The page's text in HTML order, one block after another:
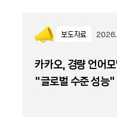
보도자료
카카오, 경량 언어
“글로벌 수준 성능”